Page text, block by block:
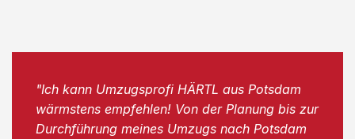
"Ich kann Umzugsprofi HÄRTL aus Potsdam
wärmstens empfehlen! Von der Planung bis zur
Durchführung meines Umzugs nach Potsdam